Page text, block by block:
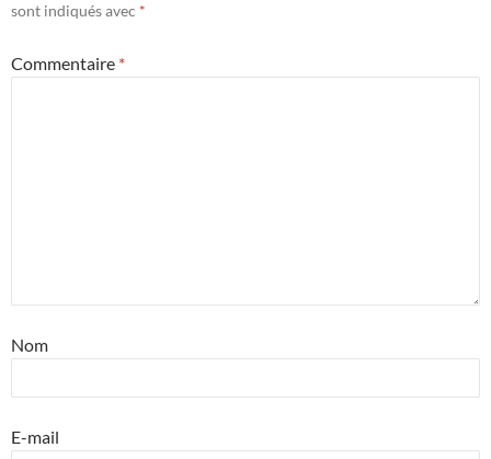
sont indiqués avec *
Commentaire *
Nom
E-mail